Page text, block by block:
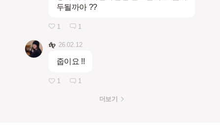
두될까아 ??
1 1
𝜗𝜚 26.02.12
줍이요 !!
1 1
더보기